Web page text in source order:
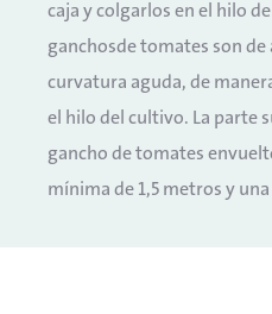
caja y colgarlos en el hilo
ganchosde tomates son de
curvatura aguda, de
el hilo del cultivo. La parte
gancho de tomates
mínima de 1,5 metros y